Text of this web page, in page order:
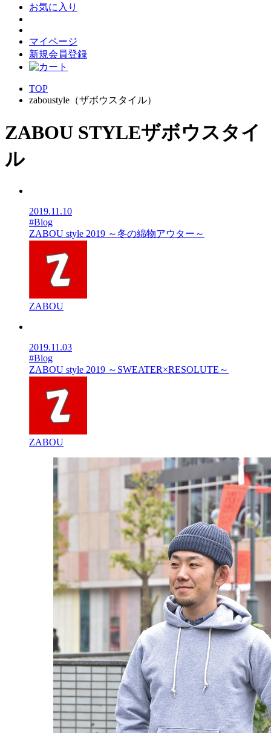
お気に入り
マイページ
新規会員登録
TOP
zaboustyle（ザボウスタイル）
ZABOU STYLEザボウスタイ
ル
2019.11.10
#Blog
ZABOU style 2019 ～冬の綿物アウター～
ZABOU
2019.11.03
#Blog
ZABOU style 2019 ～SWEATER×RESOLUTE～
ZABOU